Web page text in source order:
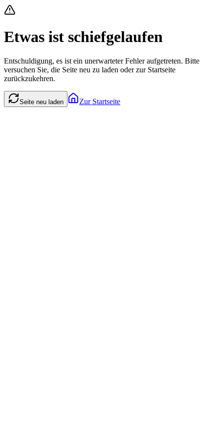
Etwas ist schiefgelaufen
Entschuldigung, es ist ein unerwarteter Fehler aufgetreten. Bitte
versuchen Sie, die Seite neu zu laden oder zur Startseite
zurückzukehren.
Seite neu laden Zur Startseite